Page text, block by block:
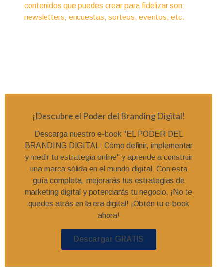
contenidos que puedes crear para fidelizar son:
newsletters, encuestas, sorteos, eventos, etc.
¡Descubre el Poder del Branding Digital!
Descarga nuestro e-book "EL PODER DEL
BRANDING DIGITAL: Cómo definir, implementar
y medir tu estrategia online" y aprende a construir
una marca sólida en el mundo digital. Con esta
guía completa, mejorarás tus estrategias de
marketing digital y potenciarás tu negocio. ¡No te
quedes atrás en la era digital! ¡Obtén tu e-book
ahora!
Descargar GRATIS